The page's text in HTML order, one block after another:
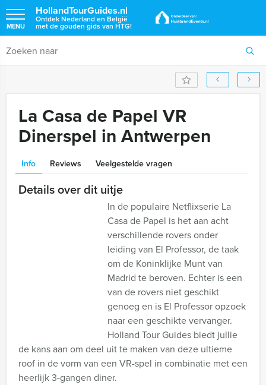
HollandTourGuides.nl
Ontdek Nederland en België
met de gouden gids van HTG!
MENU
La Casa de Papel VR
Dinerspel in Antwerpen
Info Reviews Veelgestelde vragen
Details over dit uitje
In de populaire Netflixserie La
Casa de Papel is het aan acht
verschillende rovers onder
leiding van El Professor, de taak
om de Koninklijke Munt van
Madrid te beroven. Echter is een
van de rovers niet geschikt
genoeg en is El Professor opzoek
naar een geschikte vervanger.
Holland Tour Guides biedt jullie
de kans aan om deel uit te maken van deze ultieme
roof in de vorm van een VR-spel in combinatie met een
heerlijk 3-gangen diner.